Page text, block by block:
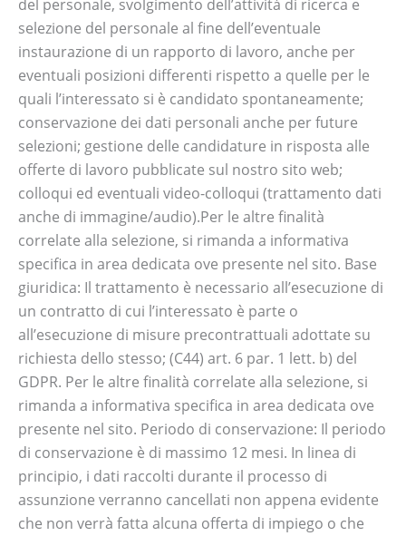
del personale, svolgimento dell’attività di ricerca e
selezione del personale al fine dell’eventuale
instaurazione di un rapporto di lavoro, anche per
eventuali posizioni differenti rispetto a quelle per le
quali l’interessato si è candidato spontaneamente;
conservazione dei dati personali anche per future
selezioni; gestione delle candidature in risposta alle
offerte di lavoro pubblicate sul nostro sito web;
colloqui ed eventuali video-colloqui (trattamento dati
anche di immagine/audio).Per le altre finalità
correlate alla selezione, si rimanda a informativa
specifica in area dedicata ove presente nel sito. Base
giuridica: Il trattamento è necessario all’esecuzione di
un contratto di cui l’interessato è parte o
all’esecuzione di misure precontrattuali adottate su
richiesta dello stesso; (C44) art. 6 par. 1 lett. b) del
GDPR. Per le altre finalità correlate alla selezione, si
rimanda a informativa specifica in area dedicata ove
presente nel sito. Periodo di conservazione: Il periodo
di conservazione è di massimo 12 mesi. In linea di
principio, i dati raccolti durante il processo di
assunzione verranno cancellati non appena evidente
che non verrà fatta alcuna offerta di impiego o che